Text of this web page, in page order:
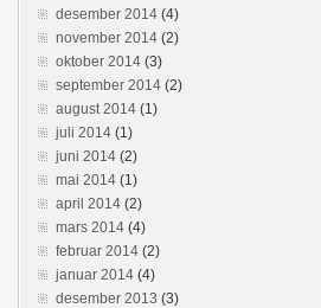
desember 2014 (4)
november 2014 (2)
oktober 2014 (3)
september 2014 (2)
august 2014 (1)
juli 2014 (1)
juni 2014 (2)
mai 2014 (1)
april 2014 (2)
mars 2014 (4)
februar 2014 (2)
januar 2014 (4)
desember 2013 (3)